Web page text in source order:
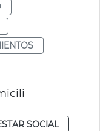
SOCIAL